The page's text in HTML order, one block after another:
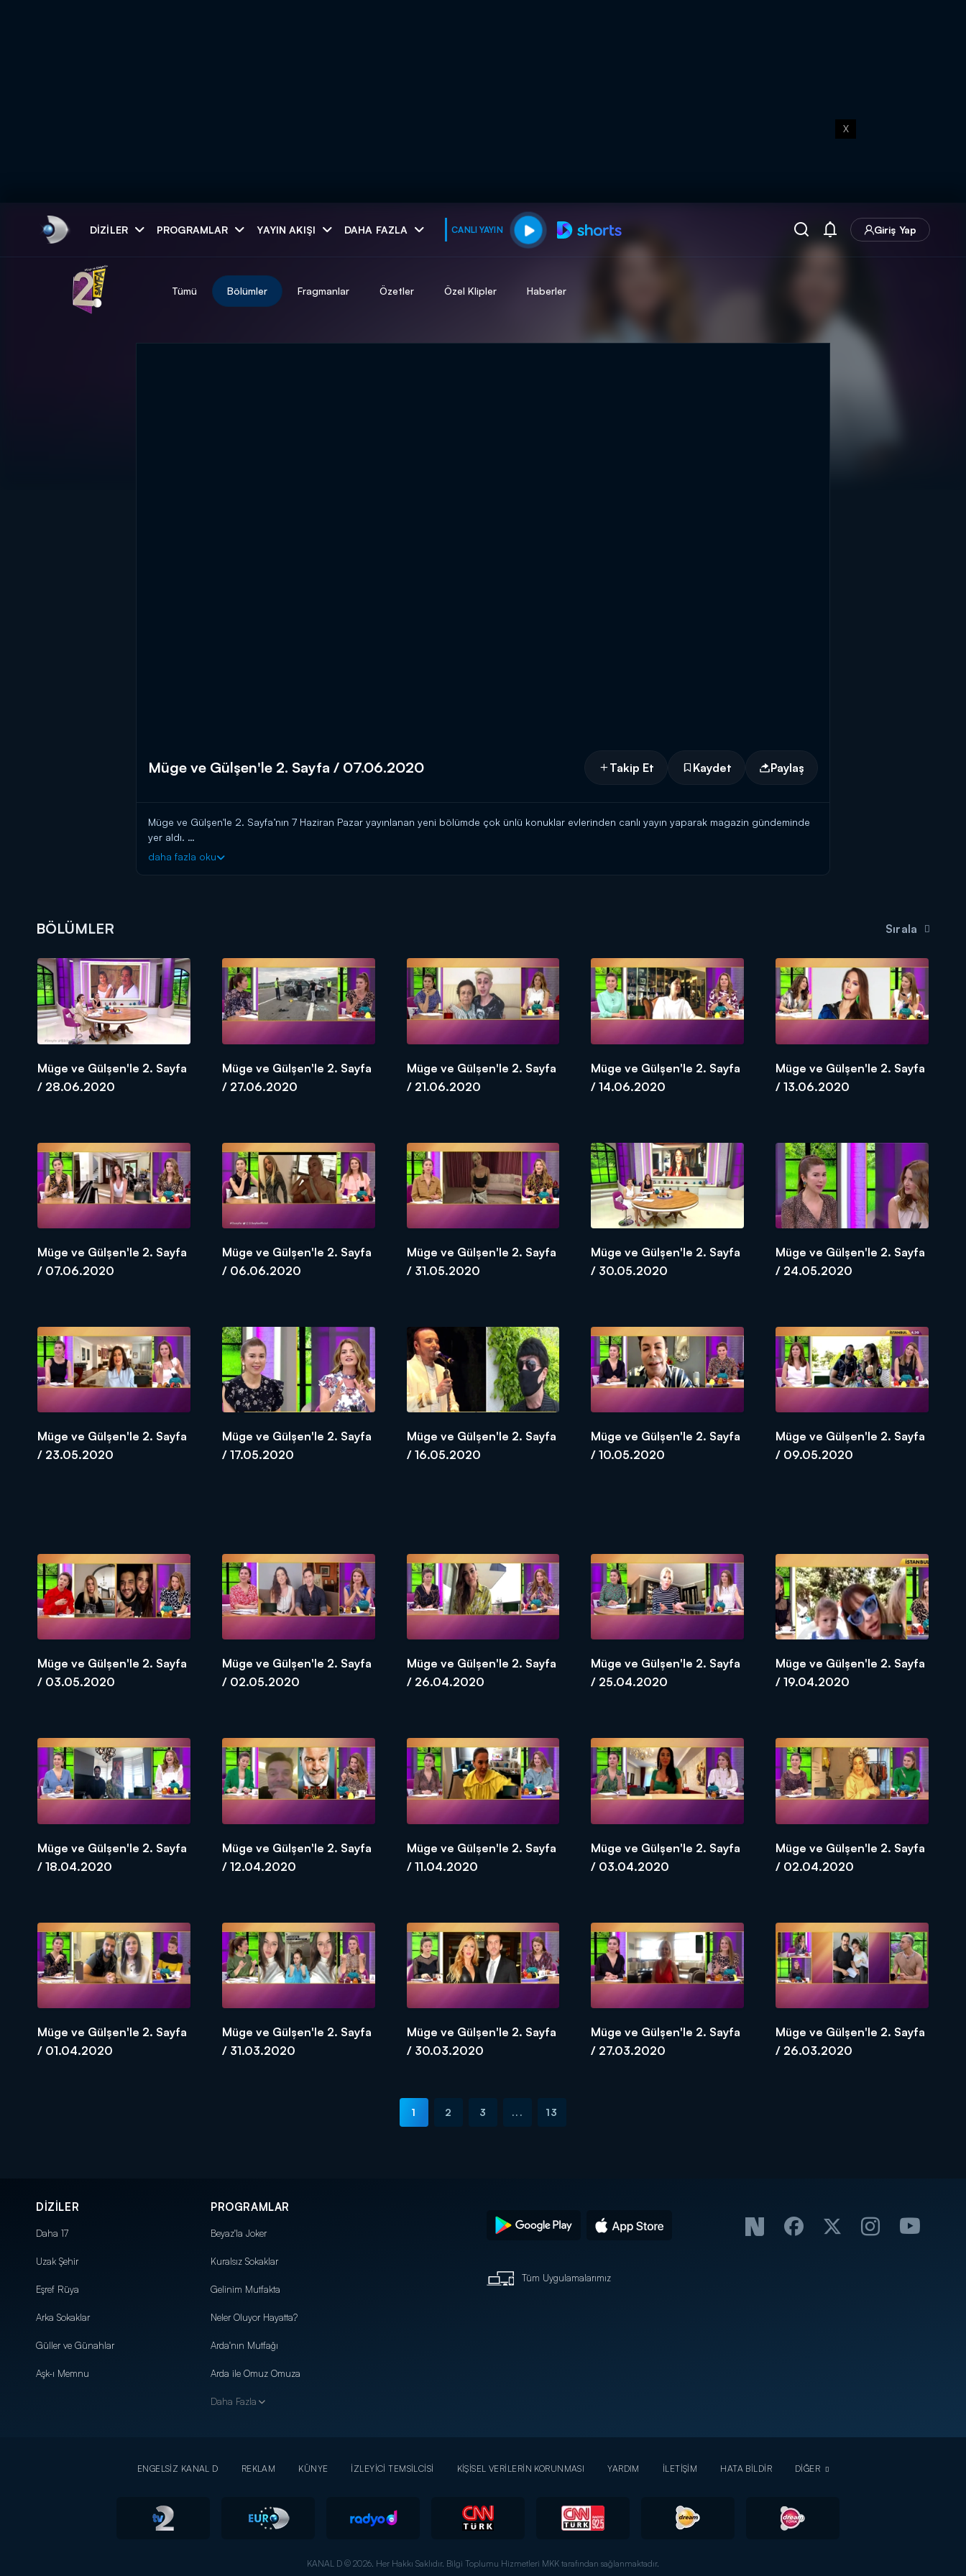
X
DIZILER PROGRAMLAR YAYIN AKIŞI DAHA FAZLA CANLI YAYIN Giriş Yap
muhteşem ikili
ARAMA SONUÇLARI
Tümü Bölümler Fragmanlar Özetler Özel Klipler Haberler
Müge ve Gülşen'le 2. Sayfa / 07.06.2020 Takip Et Kaydet Paylaş
Müge ve Gülşen'le 2. Sayfa’nın 7 Haziran Pazar yayınlanan yeni bölümde çok ünlü konuklar evlerinden canlı yayın yaparak magazin gündeminde
yer aldı.
"Müge ve Gülşen’le 2.Sayfa", hafta sonları saat 09.45'de canlı yayınla Kanal D’de…
daha fazla oku
BÖLÜMLER Sırala
Müge ve Gülşen'le 2. Sayfa
/ 28.06.2020
Müge ve Gülşen'le 2. Sayfa
/ 27.06.2020
Müge ve Gülşen'le 2. Sayfa
/ 21.06.2020
Müge ve Gülşen'le 2. Sayfa
/ 14.06.2020
Müge ve Gülşen'le 2. Sayfa
/ 13.06.2020
Müge ve Gülşen'le 2. Sayfa
/ 07.06.2020
Müge ve Gülşen'le 2. Sayfa
/ 06.06.2020
Müge ve Gülşen'le 2. Sayfa
/ 31.05.2020
Müge ve Gülşen'le 2. Sayfa
/ 30.05.2020
Müge ve Gülşen'le 2. Sayfa
/ 24.05.2020
Müge ve Gülşen'le 2. Sayfa
/ 23.05.2020
Müge ve Gülşen'le 2. Sayfa
/ 17.05.2020
Müge ve Gülşen'le 2. Sayfa
/ 16.05.2020
Müge ve Gülşen'le 2. Sayfa
/ 10.05.2020
Müge ve Gülşen'le 2. Sayfa
/ 09.05.2020
Müge ve Gülşen'le 2. Sayfa
/ 03.05.2020
Müge ve Gülşen'le 2. Sayfa
/ 02.05.2020
Müge ve Gülşen'le 2. Sayfa
/ 26.04.2020
Müge ve Gülşen'le 2. Sayfa
/ 25.04.2020
Müge ve Gülşen'le 2. Sayfa
/ 19.04.2020
Müge ve Gülşen'le 2. Sayfa
/ 18.04.2020
Müge ve Gülşen'le 2. Sayfa
/ 12.04.2020
Müge ve Gülşen'le 2. Sayfa
/ 11.04.2020
Müge ve Gülşen'le 2. Sayfa
/ 03.04.2020
Müge ve Gülşen'le 2. Sayfa
/ 02.04.2020
Müge ve Gülşen'le 2. Sayfa
/ 01.04.2020
Müge ve Gülşen'le 2. Sayfa
/ 31.03.2020
Müge ve Gülşen'le 2. Sayfa
/ 30.03.2020
Müge ve Gülşen'le 2. Sayfa
/ 27.03.2020
Müge ve Gülşen'le 2. Sayfa
/ 26.03.2020
1 2 3 ... 13
DİZİLER
Daha 17
Uzak Şehir
Eşref Rüya
Arka Sokaklar
Güller ve Günahlar
Aşk-ı Memnu
PROGRAMLAR
Beyaz'la Joker
Kuralsız Sokaklar
Gelinim Mutfakta
Neler Oluyor Hayatta?
Arda'nın Mutfağı
Arda ile Omuz Omuza
Daha Fazla
Tüm Uygulamalarımız
ENGELSİZ KANAL D REKLAM KÜNYE İZLEYİCİ TEMSİLCİSİ KİŞİSEL VERİLERİN KORUNMASI YARDIM İLETİŞİM HATA BİLDİR DİĞER
KANAL D © 2026. Her Hakkı Saklıdır. Bilgi Toplumu Hizmetleri MKK tarafından sağlanmaktadır.